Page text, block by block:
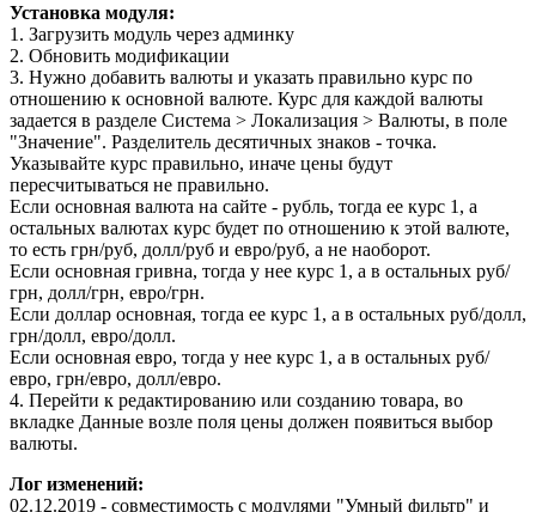
Установка модуля:
1. Загрузить модуль через админку
2. Обновить модификации
3. Нужно добавить валюты и указать правильно курс по
отношению к основной валюте. Курс для каждой валюты
задается в разделе Система > Локализация > Валюты, в поле
"Значение". Разделитель десятичных знаков - точка.
Указывайте курс правильно, иначе цены будут
пересчитываться не правильно.
Если основная валюта на сайте - рубль, тогда ее курс 1, а
остальных валютах курс будет по отношению к этой валюте,
то есть грн/руб, долл/руб и евро/руб, а не наоборот.
Если основная гривна, тогда у нее курс 1, а в остальных руб/
грн, долл/грн, евро/грн.
Если доллар основная, тогда ее курс 1, а в остальных руб/долл,
грн/долл, евро/долл.
Если основная евро, тогда у нее курс 1, а в остальных руб/
евро, грн/евро, долл/евро.
4. Перейти к редактированию или созданию товара, во
вкладке Данные возле поля цены должен появиться выбор
валюты.
Лог изменений:
02.12.2019 - совместимость с модулями "Умный фильтр" и